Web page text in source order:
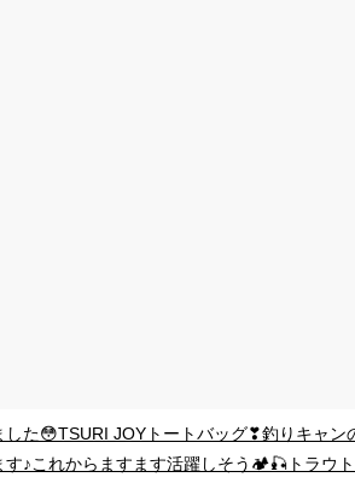
した😳TSURI JOYトートバッグ❣釣りキャン
す♪これからますます活躍しそう🏕🎣トラウ